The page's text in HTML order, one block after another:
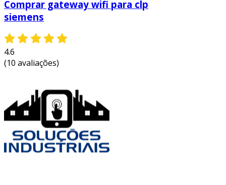
Comprar gateway wifi para clp
siemens
4.6
(10 avaliações)